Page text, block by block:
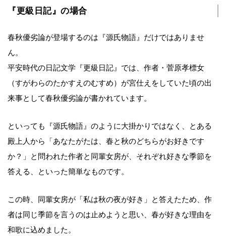
『更級日記』の場合
春秋優劣論が登場するのは『源氏物語』だけではありませ
ん。
平安時代の日記文学『更級日記』では、作者・菅原孝標女
（すがわらのたかすえのむすめ）が宮仕えをしていた頃の出
来事として春秋優劣論が書かれています。
といっても『源氏物語』のように大掛かりではなく、とある
殿上人から「あなたがたは、春と秋のどちらがお好きです
か？」と問われた作者と同輩女房が、それぞれ好きな季節を
答える、といった簡単なものです。
この時、同輩女房が「私は秋の夜が好き」と答えたため、作
者は同じ季節を言うのは止めようと思い、春が好きな理由を
和歌に込めました。